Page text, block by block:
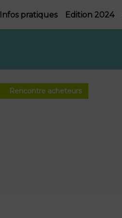
Infos pratiques Edition 2024
Rencontre acheteurs